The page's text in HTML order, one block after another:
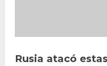
Rusia atacó